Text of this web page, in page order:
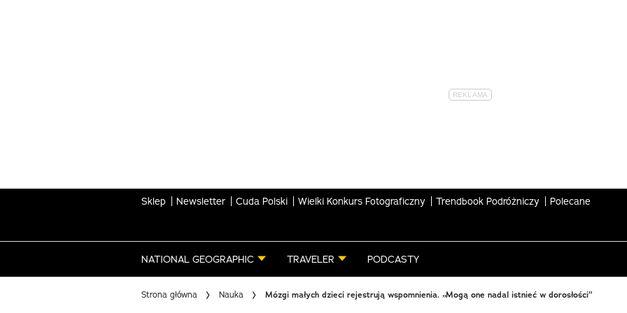
Sklep Newsletter Cuda Polski Wielki Konkurs Fotograficzny Trendbook Podróżniczy Polecane
NATIONAL GEOGRAPHIC TRAVELER PODCASTY
Strona główna Nauka Mózgi małych dzieci rejestrują wspomnienia. „Mogą one nadal istnieć w dorosłości”